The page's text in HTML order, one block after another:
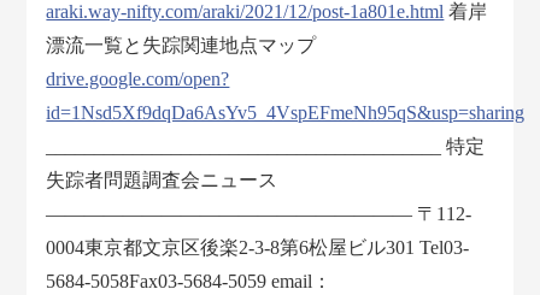
araki.way-nifty.com/araki/2021/12/post-1a801e.html 着岸
漂流一覧と失踪関連地点マップ
drive.google.com/open?
id=1Nsd5Xf9dqDa6AsYv5_4VspEFmeNh95qS&usp=sharing
_________________________________________ 特定
失踪者問題調査会ニュース
——————————————————— 〒112-
0004東京都文京区後楽2-3-8第6松屋ビル301 Tel03-
5684-5058Fax03-5684-5059 email：